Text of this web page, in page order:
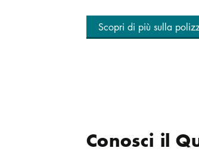
Scopri di più sulla
Conosci il